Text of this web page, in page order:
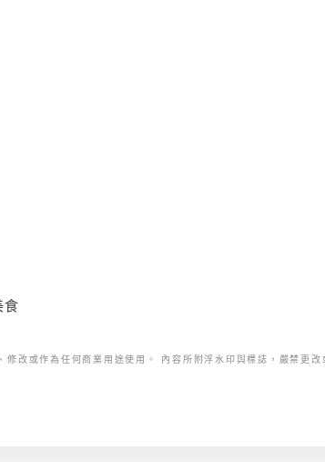
改或作為任何商業用途使用。 內容所附浮水印與標誌，嚴禁更改